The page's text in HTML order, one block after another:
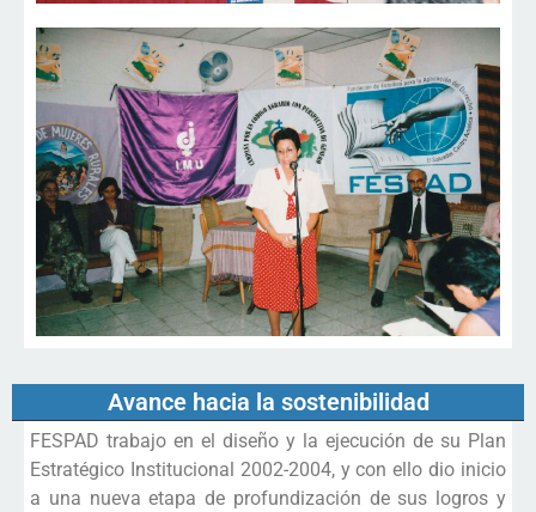
Avance hacia la sostenibilidad
FESPAD trabajo en el diseño y la ejecución de su Plan
Estratégico Institucional 2002-2004, y con ello dio inicio
a una nueva etapa de profundización de sus logros y